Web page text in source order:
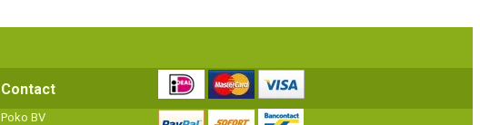
Contact
Poko BV